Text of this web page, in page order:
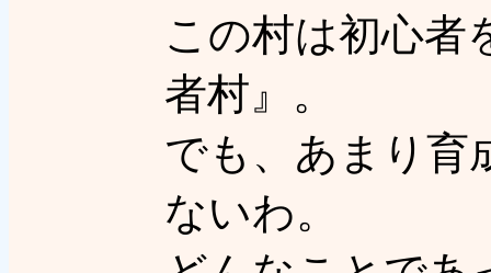
この村は初心者
者村』。
でも、あまり育
ないわ。